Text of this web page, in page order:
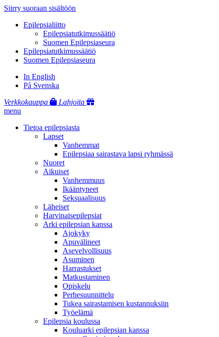
Siirry suoraan sisältöön
Epilepsialiitto
Epilepsiatutkimussäätiö
Suomen Epilepsiaseura
Epilepsiatutkimussäätiö
Suomen Epilepsiaseura
In English
På Svenska
Verkkokauppa
Lahjoita
menu
Tietoa epilepsiasta
Lapset
Vanhemmat
Epilepsiaa sairastava lapsi ryhmässä
Nuoret
Aikuiset
Vanhemmuus
Ikääntyneet
Seksuaalisuus
Läheiset
Harvinaisepilepsiat
Arki epilepsian kanssa
Ajokyky
Apuvälineet
Asevelvollisuus
Asuminen
Harrastukset
Matkustaminen
Opiskelu
Perhesuunnittelu
Tukea sairastamisen kustannuksiin
Työelämä
Epilepsia koulussa
Kouluarki epilepsian kanssa